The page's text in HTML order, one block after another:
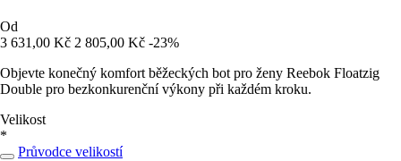
Od
3 631,00 Kč 2 805,00 Kč -23%
Objevte konečný komfort běžeckých bot pro ženy Reebok Floatzig
Double pro bezkonkurenční výkony při každém kroku.
Velikost
*
Průvodce velikostí